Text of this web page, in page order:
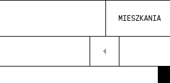
MIESZKANIA
arrow_left